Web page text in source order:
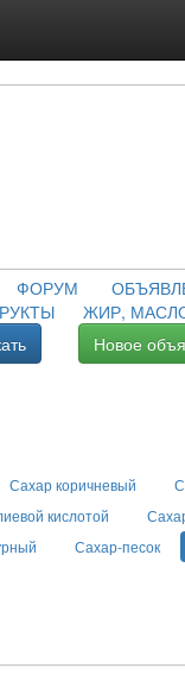
ФОРУМ
ЖИР,
Новое
Сахар коричневый
кислотой
Сахар-песок